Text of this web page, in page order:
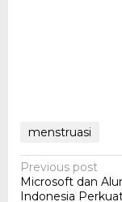
menstruasi
Post
Previous post
Microsoft dan
Indonesia